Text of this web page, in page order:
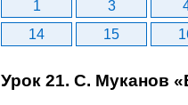
1 3
14
15
Урок 21. С. Муканов